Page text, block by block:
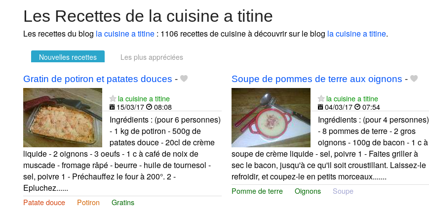
Les Recettes de la cuisine a titine
Les recettes du blog la cuisine a titine : 1106 recettes de cuisine à découvrir sur le blog la cuisine a titine.
Nouvelles recettes Les plus appréciées
Gratin de potiron et patates douces -
la cuisine a titine
15/03/17
08:08
Ingrédients : (pour 6 personnes)
- 1 kg de potiron - 500g de
patates douce - 20cl de crème
liquide - 2 oignons - 3 oeufs - 1 c à café de noix de
muscade - fromage râpé - beurre - huile de tournesol -
sel, poivre 1 - Préchauffez le four à 200°. 2 -
Epluchez......
Patate douce Potiron Gratins
Soupe de pommes de terre aux oignons -
la cuisine a titine
04/03/17
07:54
Ingrédients : (pour 4 personnes)
- 8 pommes de terre - 2 gros
oignons - 100g de bacon - 1 c à
soupe de crème liquide - sel, poivre 1 - Faites griller à
sec le bacon, jusqu'à ce qu'il soit croustillant. Laissez-le
refroidir, et coupez-le en petits morceaux.......
Pomme de terre Oignons Soupe